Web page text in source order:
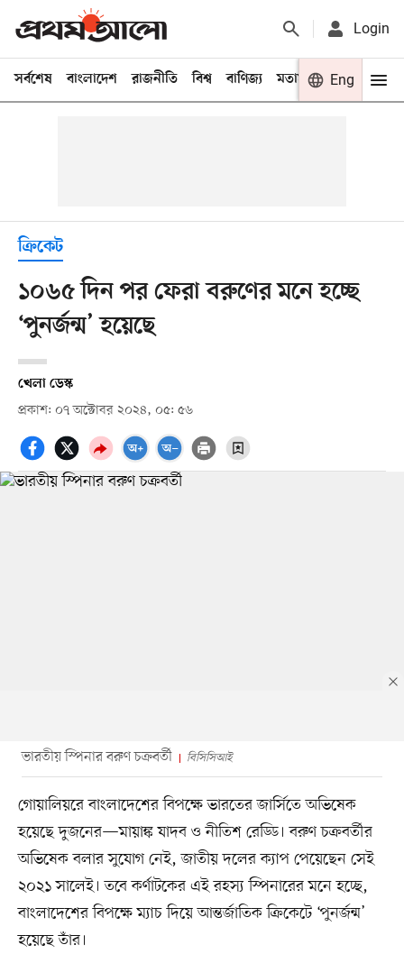
Login
সর্বশেষ বাংলাদেশ রাজনীতি বিশ্ব বাণিজ্য মতামত খেলা
Eng
ক্রিকেট
১০৬৫ দিন পর ফেরা বরুণের মনে হচ্ছে
‘পুনর্জন্ম’ হয়েছে
খেলা ডেস্ক
প্রকাশ: ০৭ অক্টোবর ২০২৪, ০৫: ৫৬
ভারতীয় স্পিনার বরুণ চক্রবর্তী বিসিসিআই
গোয়ালিয়রে বাংলাদেশের বিপক্ষে ভারতের জার্সিতে অভিষেক
হয়েছে দুজনের—মায়াঙ্ক যাদব ও নীতিশ রেড্ডি। বরুণ চক্রবর্তীর
অভিষেক বলার সুযোগ নেই, জাতীয় দলের ক্যাপ পেয়েছেন সেই
২০২১ সালেই। তবে কর্ণাটকের এই রহস্য স্পিনারের মনে হচ্ছে,
বাংলাদেশের বিপক্ষে ম্যাচ দিয়ে আন্তর্জাতিক ক্রিকেটে ‘পুনর্জন্ম’
হয়েছে তাঁর।